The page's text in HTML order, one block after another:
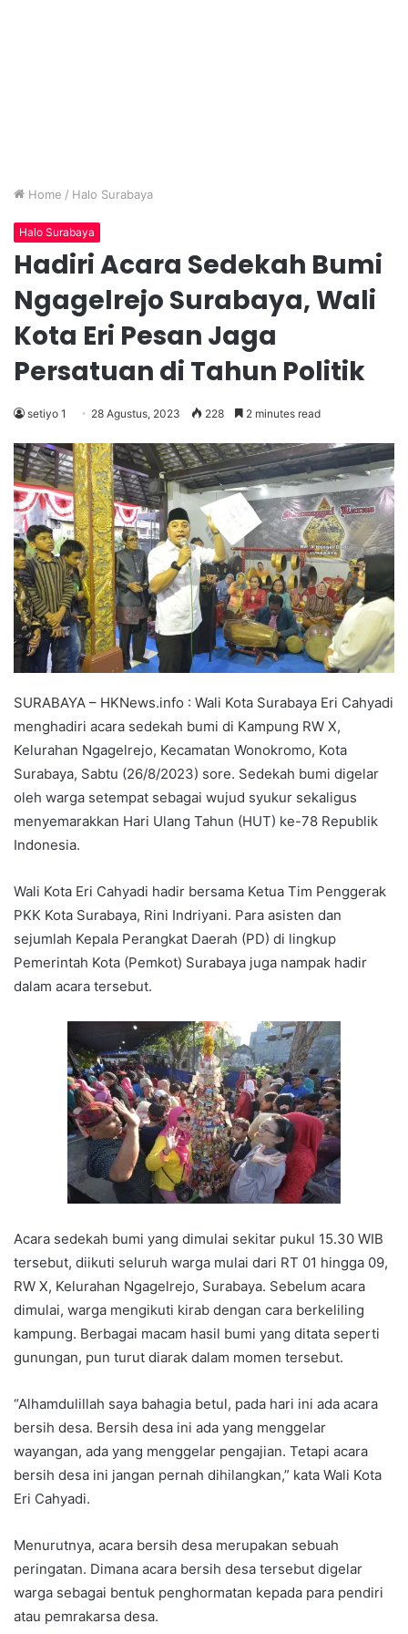
Home / Halo Surabaya
Halo Surabaya
Hadiri Acara Sedekah Bumi
Ngagelrejo Surabaya, Wali
Kota Eri Pesan Jaga
Persatuan di Tahun Politik
setiyo 1 28 Agustus, 2023 228 2 minutes read
SURABAYA – HKNews.info : Wali Kota Surabaya Eri Cahyadi
menghadiri acara sedekah bumi di Kampung RW X,
Kelurahan Ngagelrejo, Kecamatan Wonokromo, Kota
Surabaya, Sabtu (26/8/2023) sore. Sedekah bumi digelar
oleh warga setempat sebagai wujud syukur sekaligus
menyemarakkan Hari Ulang Tahun (HUT) ke-78 Republik
Indonesia.
Wali Kota Eri Cahyadi hadir bersama Ketua Tim Penggerak
PKK Kota Surabaya, Rini Indriyani. Para asisten dan
sejumlah Kepala Perangkat Daerah (PD) di lingkup
Pemerintah Kota (Pemkot) Surabaya juga nampak hadir
dalam acara tersebut.
Acara sedekah bumi yang dimulai sekitar pukul 15.30 WIB
tersebut, diikuti seluruh warga mulai dari RT 01 hingga 09,
RW X, Kelurahan Ngagelrejo, Surabaya. Sebelum acara
dimulai, warga mengikuti kirab dengan cara berkeliling
kampung. Berbagai macam hasil bumi yang ditata seperti
gunungan, pun turut diarak dalam momen tersebut.
“Alhamdulillah saya bahagia betul, pada hari ini ada acara
bersih desa. Bersih desa ini ada yang menggelar
wayangan, ada yang menggelar pengajian. Tetapi acara
bersih desa ini jangan pernah dihilangkan,” kata Wali Kota
Eri Cahyadi.
Menurutnya, acara bersih desa merupakan sebuah
peringatan. Dimana acara bersih desa tersebut digelar
warga sebagai bentuk penghormatan kepada para pendiri
atau pemrakarsa desa.